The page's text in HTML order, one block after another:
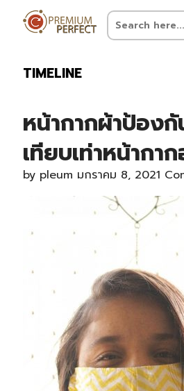
TIMELINE
หน้ากากผ้าป้องกั
เทียบเท่าหน้ากา
by pleum มกราคม 8, 2021